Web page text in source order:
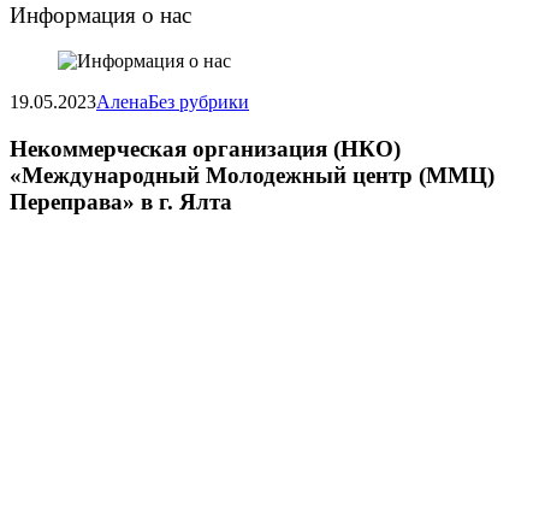
Информация о нас
19.05.2023АленаБез рубрики
Некоммерческая организация (НКО)
«Международный Молодежный центр (ММЦ)
Переправа» в г. Ялта